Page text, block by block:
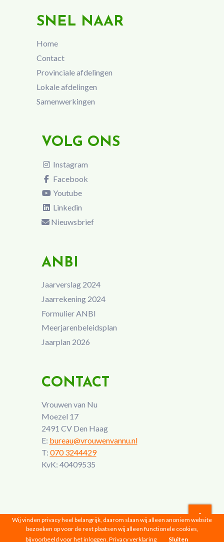
SNEL NAAR
Home
Contact
Provinciale afdelingen
Lokale afdelingen
Samenwerkingen
VOLG ONS
Instagram
Facebook
Youtube
Linkedin
Nieuwsbrief
ANBI
Jaarverslag 2024
Jaarrekening 2024
Formulier ANBI
Meerjarenbeleidsplan
Jaarplan 2026
CONTACT
Vrouwen van Nu
Moezel 17
2491 CV Den Haag
E: bureau@vrouwenvannu.nl
T: 070 3244429
KvK: 40409535
Vrouwen van Nu © 2026 |Privacyverklaring
Wij vinden privacy heel belangrijk, daarom slaan wij alleen anoniem website
bezoeken op voor de rest plaatsen wij alleen functionele cookies,
bijvoorbeeld voor het inloggen. Privacy verklaring Sluiten